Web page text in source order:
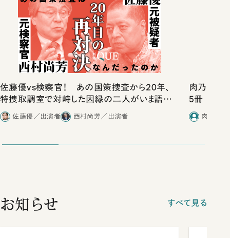
佐藤優vs検察官！ あの国策捜査から20年、
特捜取調室で対峙した因縁の二人がいま語り
合ったこと
佐藤優／出演者 西村尚芳／出演者
肉乃小路
5冊
肉乃小路
お知らせ すべて見る